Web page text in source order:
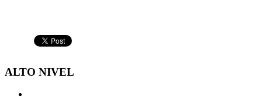
ALTO NIVEL